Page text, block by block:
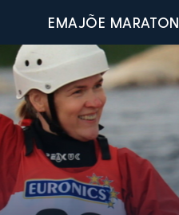
Main menu
EMAJÕE MARATON